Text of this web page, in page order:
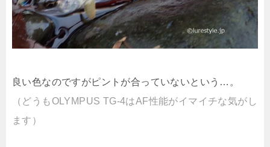
良い色なのですがピントが合っていないという…。
（どうもOLYMPUS TG-4はAF性能がイマイチな気がし
ます）